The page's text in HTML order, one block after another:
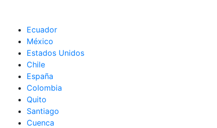
Ecuador
México
Estados Unidos
Chile
España
Colombia
Quito
Santiago
Cuenca